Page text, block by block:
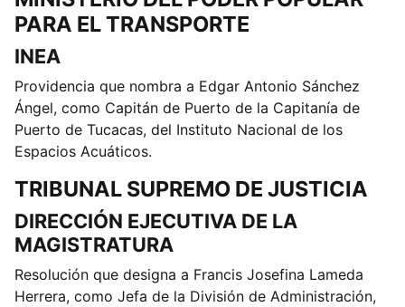
PARA EL TRANSPORTE
INEA
Providencia que nombra a Edgar Antonio Sánchez
Ángel, como Capitán de Puerto de la Capitanía de
Puerto de Tucacas, del Instituto Nacional de los
Espacios Acuáticos.
TRIBUNAL SUPREMO DE JUSTICIA
DIRECCIÓN EJECUTIVA DE LA
MAGISTRATURA
Resolución que designa a Francis Josefina Lameda
Herrera, como Jefa de la División de Administración,